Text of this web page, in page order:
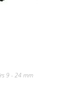
9 - 24 mm